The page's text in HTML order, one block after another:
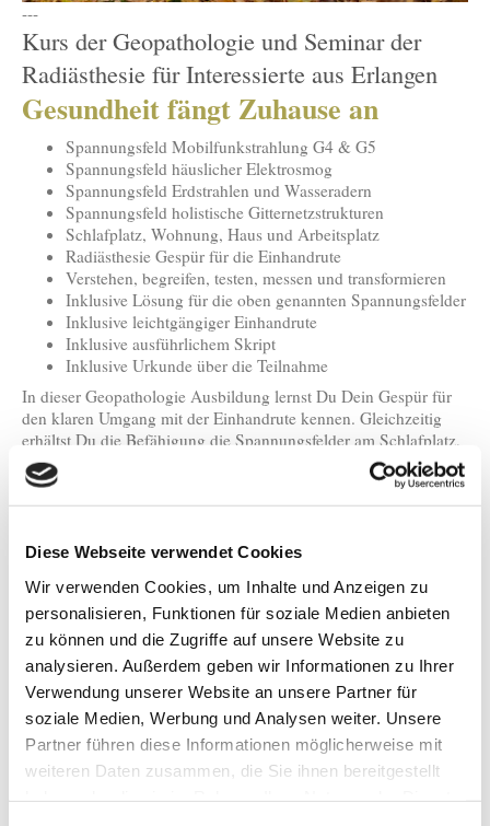
Diese Webseite verwendet Cookies
Wir verwenden Cookies, um Inhalte und Anzeigen zu
personalisieren, Funktionen für soziale Medien anbieten
zu können und die Zugriffe auf unsere Website zu
analysieren. Außerdem geben wir Informationen zu Ihrer
Verwendung unserer Website an unsere Partner für
soziale Medien, Werbung und Analysen weiter. Unsere
Partner führen diese Informationen möglicherweise mit
weiteren Daten zusammen, die Sie ihnen bereitgestellt
---
Kurs der Geopathologie und Seminar der
Radiästhesie für Interessierte aus Erlangen
Gesundheit fängt Zuhause an
Spannungsfeld Mobilfunkstrahlung G4 & G5
Spannungsfeld häuslicher Elektrosmog
Spannungsfeld Erdstrahlen und Wasseradern
Spannungsfeld holistische Gitternetzstrukturen
Schlafplatz, Wohnung, Haus und Arbeitsplatz
Radiästhesie Gespür für die Einhandrute
Verstehen, begreifen, testen, messen und transformieren
Inklusive Lösung für die oben genannten Spannungsfelder
Inklusive leichtgängiger Einhandrute
Inklusive ausführlichem Skript
Inklusive Urkunde über die Teilnahme
In dieser Geopathologie Ausbildung lernst Du Dein Gespür für
den klaren Umgang mit der Einhandrute kennen. Gleichzeitig
erhältst Du die Befähigung die Spannungsfelder am Schlafplatz,
Wohnung, Haus und Arbeitsplatz mit der Hilfe Deines
Herzbewusstseins zu transformieren. Damit löst Du die
krankheitsfördernde Wirkung, der Spannungsfelder in Deinen
Gesundheit fördern.